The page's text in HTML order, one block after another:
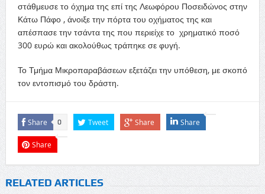
στάθμευσε το όχημα της επί της Λεωφόρου Ποσειδώνος στην
Κάτω Πάφο , άνοιξε την πόρτα του οχήματος της και
απέσπασε την τσάντα της που περιείχε το χρηματικό ποσό
300 ευρώ και ακολούθως τράπηκε σε φυγή.
Το Τμήμα Μικροπαραβάσεων εξετάζει την υπόθεση, με σκοπό
τον εντοπισμό του δράστη.
Share 0 Tweet Share Share
Share
RELATED ARTICLES